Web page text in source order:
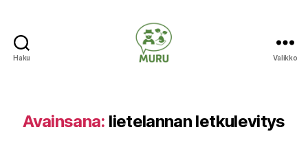
Haku Valikko
Avainsana: lietelannan letkulevitys